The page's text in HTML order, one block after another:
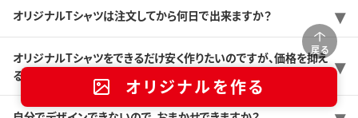
戻る
オリジナルを作る
オリジナルTシャツは注文してから何日で出来ますか？
オリジナルTシャツをできるだけ安く作りたいのですが、価格を抑え
る方法はありますか？